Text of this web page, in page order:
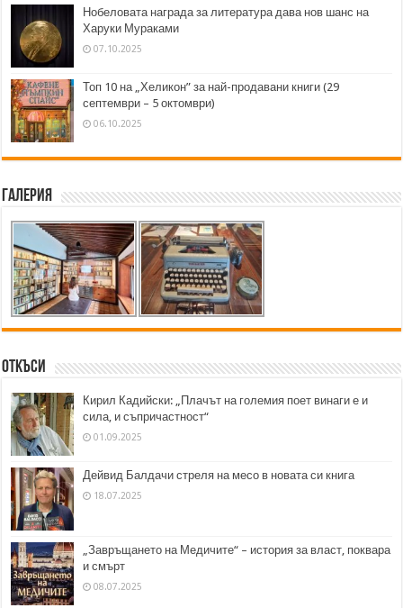
Нобеловата награда за литература дава нов шанс на
Харуки Мураками
07.10.2025
Топ 10 на „Хеликон” за най-продавани книги (29
септември – 5 октомври)
06.10.2025
Галерия
Откъси
Кирил Кадийски: „Плачът на големия поет винаги е и
сила, и съпричастност“
01.09.2025
Дейвид Балдачи стреля на месо в новата си книга
18.07.2025
„Завръщането на Медичите“ – история за власт, поквара
и смърт
08.07.2025